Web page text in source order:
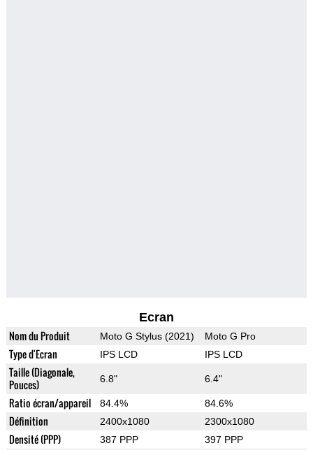
Ecran
Nom du Produit Moto G Stylus (2021) Moto G Pro
Type d'Ecran IPS LCD IPS LCD
Taille (Diagonale,
Pouces)
6.8" 6.4"
Ratio écran/appareil 84.4% 84.6%
Définition 2400x1080 2300x1080
Densité (PPP) 387 PPP 397 PPP